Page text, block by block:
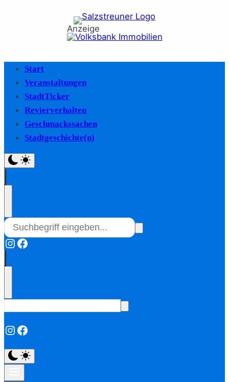
Anzeige
Start
Veranstaltungen
StadtTicker
Revierverhalten
Geschmackssachen
Stadtgeschichte(n)
Instagram
Facebook
Instagram
Facebook